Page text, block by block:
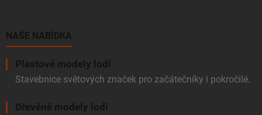
NAŠE NABÍDKA
Plastové modely lodí
Stavebnice světových značek pro začátečníky i pokročilé.
Dřevěné modely lodí